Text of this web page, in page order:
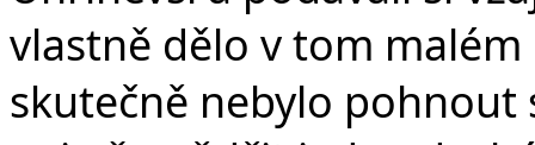
vlastně dělo v tom
skutečně nebylo pohnout